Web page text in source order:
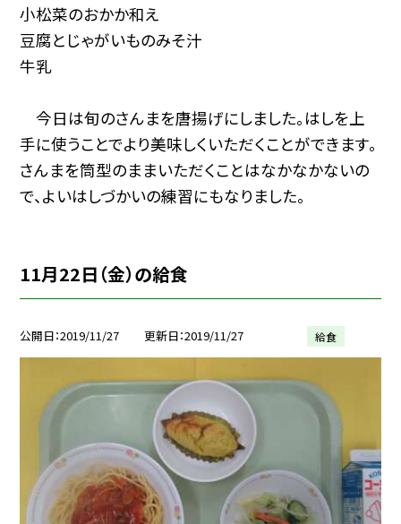
小松菜のおかか和え
豆腐とじゃがいものみそ汁
牛乳
今日は旬のさんまを唐揚げにしました。はしを上
手に使うことでより美味しくいただくことができます。
さんまを筒型のままいただくことはなかなかないの
で、よいはしづかいの練習にもなりました。
11月22日（金）の給食
公開日 2019/11/27 更新日 2019/11/27 給食